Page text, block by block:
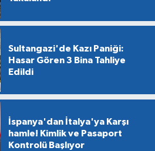
Sultangazi'de Kazı Paniği:
Hasar Gören 3 Bina Tahliye
Edildi
İspanya'dan İtalya'ya Karşı
hamle! Kimlik ve Pasaport
Kontrolü Başlıyor